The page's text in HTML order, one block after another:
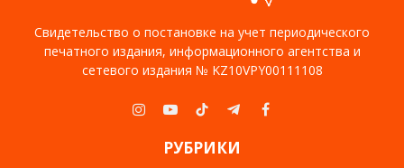
Свидетельство о постановке на учет периодического
печатного издания, информационного агентства и
сетевого издания № KZ10VPY00111108
Instagram
YouTubeTikTokTelegramFacebook
РУБРИКИ